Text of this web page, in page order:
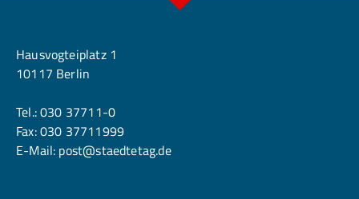
Hausvogteiplatz 1
10117 Berlin
Tel.:030 37711-0
Fax: 030 37711999
E-Mail: post@staedtetag.de